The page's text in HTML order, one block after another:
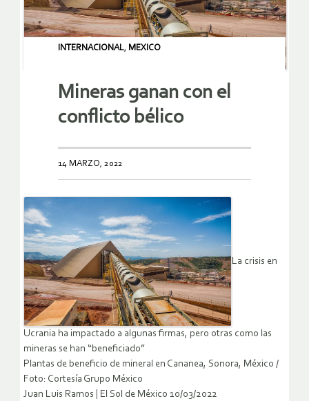
INTERNACIONAL, MEXICO
Mineras ganan con el
conflicto bélico
14 MARZO, 2022
La crisis en
Ucrania ha impactado a algunas ﬁrmas, pero otras como las
mineras se han “beneﬁciado”
Plantas de beneficio de mineral en Cananea, Sonora, México /
Foto: Cortesía Grupo México
Juan Luis Ramos | El Sol de México 10/03/2022